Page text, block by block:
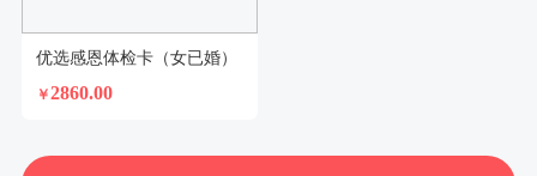
优选感恩体检卡（女已婚）
￥2860.00